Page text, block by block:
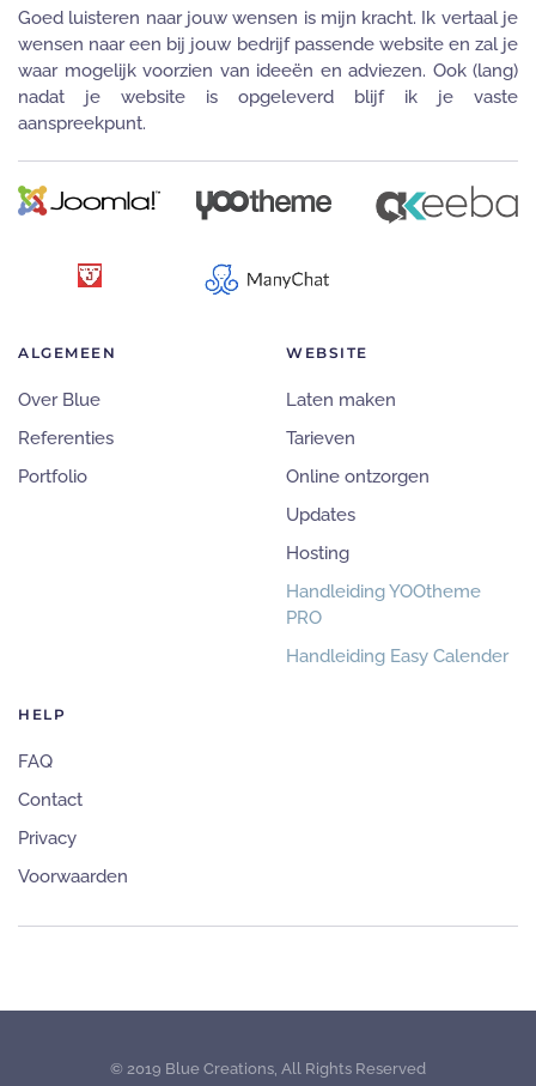
Goed luisteren naar jouw wensen is mijn kracht. Ik vertaal je
wensen naar een bij jouw bedrijf passende website en zal je
waar mogelijk voorzien van ideeën en adviezen. Ook (lang)
nadat je website is opgeleverd blijf ik je vaste
aanspreekpunt.
ALGEMEEN
Over Blue
Referenties
Portfolio
WEBSITE
Laten maken
Tarieven
Online ontzorgen
Updates
Hosting
Handleiding YOOtheme
PRO
Handleiding Easy Calender
HELP
FAQ
Contact
Privacy
Voorwaarden
© 2019 Blue Creations, All Rights Reserved